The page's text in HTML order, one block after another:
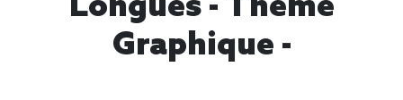
Graphique -